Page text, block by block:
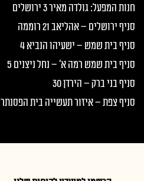
חנות המפעל: גולדה מאיר 3 ירושלים
סניף ירושלים – אהליאב 21 רוממה
סניף בית שמש – ישעיהו הנביא 4
סניף בית שמש רמה א׳ – נחל ניצנים 5
סניף בני ברק – הירדן 30
סניף צפת – איזור תעשייה בית הפסנתר